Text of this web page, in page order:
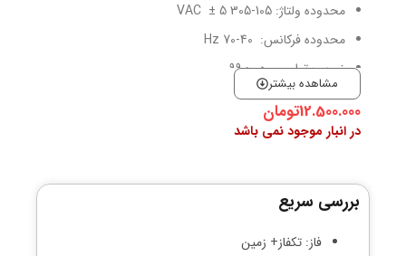
محدوده ولتاژ: 105-305 VAC ± 5
محدوده فرکانس: 40-70 Hz
ضریب توان ورودی: 0.99
ولتاژ خروجی: 200/208/220/230/240 VAC
ضریب توان: 0.8
سطح نویز: کمتر از 50 db در یک متر
مشاهده بیشتر
12.500.000تومان
در انبار موجود نمی باشد
بررسی سریع
فاز: تکفاز+ زمین